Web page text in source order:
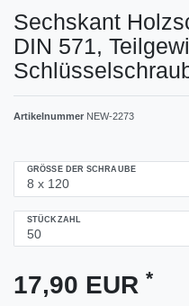
Sechskant
DIN 571,
Artikelnummer NEW-2273
GRÖSSE DER SCHRAUBE
STÜCKZAHL
17,90 EUR *